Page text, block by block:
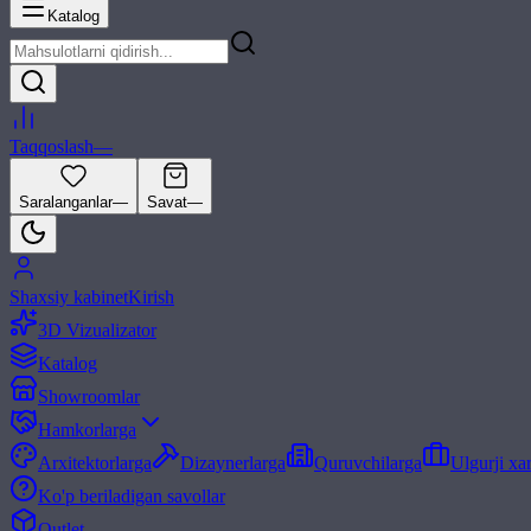
Katalog
Taqqoslash—
Saralanganlar— Savat—
Shaxsiy kabinetKirish
3D Vizualizator
Katalog
Showroomlar
Hamkorlarga
Arxitektorlarga
Dizaynerlarga Quruvchilarga
Ulgurji
Ko'p beriladigan savollar